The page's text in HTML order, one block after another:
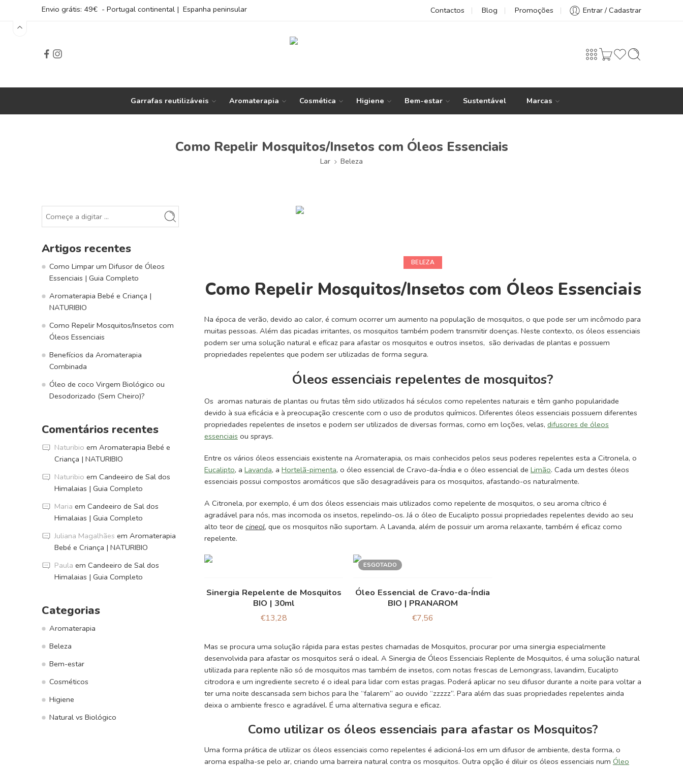
Envio grátis: 49€ - Portugal continental | Espanha peninsular Contactos Blog Promoções Entrar / Cadastrar
Garrafas reutilizáveis Aromaterapia Cosmética Higiene Bem-estar Sustentável Marcas
Como Repelir Mosquitos/Insetos com Óleos Essenciais
Lar Beleza
BELEZA
Como Repelir Mosquitos/Insetos com Óleos Essenciais
Na época de verão, devido ao calor, é comum ocorrer um aumento na população de mosquitos, o que pode ser um incômodo para
muitas pessoas. Além das picadas irritantes, os mosquitos também podem transmitir doenças. Neste contexto, os óleos essenciais
podem ser uma solução natural e eficaz para afastar os mosquitos e outros insetos, são derivadas de plantas e possuem
propriedades repelentes que podem ser utilizadas de forma segura.
Óleos essenciais repelentes de mosquitos?
Os aromas naturais de plantas ou frutas têm sido utilizados há séculos como repelentes naturais e têm ganho popularidade
devido à sua eficácia e à preocupação crescente com o uso de produtos químicos. Diferentes óleos essenciais possuem diferentes
propriedades repelentes de insetos e podem ser utilizados de diversas formas, como em loções, velas, difusores de óleos
essenciais ou sprays.
Entre os vários óleos essenciais existente na Aromaterapia, os mais conhecidos pelos seus poderes repelentes esta a Citronela, o
Eucalipto, a Lavanda, a Hortelã-pimenta, o óleo essencial de Cravo-da-Índia e o óleo essencial de Limão. Cada um destes óleos
essenciais possui compostos aromáticos que são desagradáveis para os mosquitos, afastando-os naturalmente.
A Citronela, por exemplo, é um dos óleos essenciais mais utilizados como repelente de mosquitos, o seu aroma cítrico é
agradável para nós, mas incomoda os insetos, repelindo-os. Já o óleo de Eucalipto possui propriedades repelentes devido ao seu
alto teor de cineol, que os mosquitos não suportam. A Lavanda, além de possuir um aroma relaxante, também é eficaz como
repelente.
Sinergia Repelente de Mosquitos
BIO | 30ml
€13,28
ESGOTADO
Óleo Essencial de Cravo-da-Índia
BIO | PRANAROM
€7,56
Mas se procura uma solução rápida para estas pestes chamadas de Mosquitos, procurar por uma sinergia especialmente
desenvolvida para afastar os mosquitos será o ideal. A Sinergia de Óleos Essenciais Replente de Mosquitos, é uma solução natural
utilizada para replente não só de mosquitos mas também de insetos, com notas frescas de Lemongrass, lavandim, Eucalipto
citrodora e um ingrediente secreto é o ideal para lidar com estas pragas. Poderá aplicar no seu difusor durante a noite para voltar a
ter uma noite descansada sem bichos para lhe “falarem” ao ouvido “zzzzz”. Para além das suas propriedades repelentes ainda
deixa o ambiente fresco e agradável. É uma alternativa segura e eficaz.
Como utilizar os óleos essenciais para afastar os Mosquitos?
Uma forma prática de utilizar os óleos essenciais como repelentes é adicioná-los em um difusor de ambiente, desta forma, o
aroma espalha-se pelo ar, criando uma barreira natural contra os mosquitos. Outra opção é diluir os óleos essenciais num Óleo
Artigos recentes
Como Limpar um Difusor de Óleos
Essenciais | Guia Completo
Aromaterapia Bebé e Criança |
NATURIBIO
Como Repelir Mosquitos/Insetos com
Óleos Essenciais
Benefícios da Aromaterapia
Combinada
Óleo de coco Virgem Biológico ou
Desodorizado (Sem Cheiro)?
Comentários recentes
Naturibio em Aromaterapia Bebé e
Criança | NATURIBIO
Naturibio em Candeeiro de Sal dos
Himalaias | Guia Completo
Maria em Candeeiro de Sal dos
Himalaias | Guia Completo
Juliana Magalhães em Aromaterapia
Bebé e Criança | NATURIBIO
Paula em Candeeiro de Sal dos
Himalaias | Guia Completo
Categorias
Aromaterapia
Beleza
Bem-estar
Cosméticos
Higiene
Natural vs Biológico